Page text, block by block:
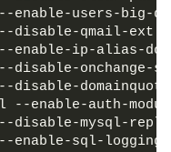
enable-users-big-
disable-qmail-ext
enable-ip-alias-
disable-onchange-
disable-
--enable-auth-
disable-mysql-
enable-sql-logging